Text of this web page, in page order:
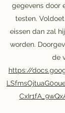
gegevens door
testen.
eissen dan zal
worden.
de
https://